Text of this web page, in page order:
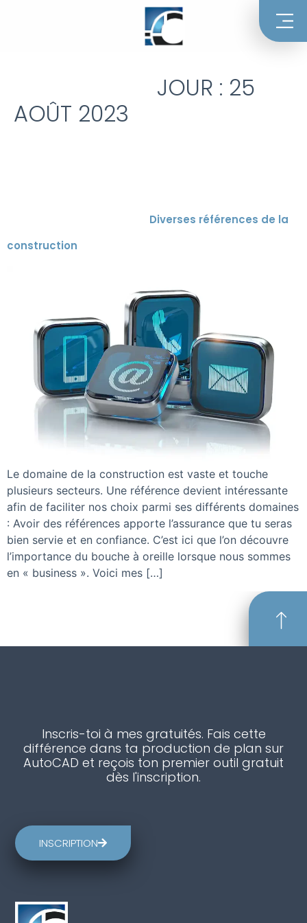
JOUR : 25
AOÛT 2023
Diverses références de la
construction
Le domaine de la construction est vaste et touche
plusieurs secteurs. Une référence devient intéressante
afin de faciliter nos choix parmi ses différents domaines
: Avoir des références apporte l’assurance que tu seras
bien servie et en confiance. C’est ici que l’on découvre
l’importance du bouche à oreille lorsque nous sommes
en « business ». Voici mes […]
Inscris-toi à mes gratuités. Fais cette
différence dans ta production de plan sur
AutoCAD et reçois ton premier outil gratuit
dès l'inscription.
INSCRIPTION